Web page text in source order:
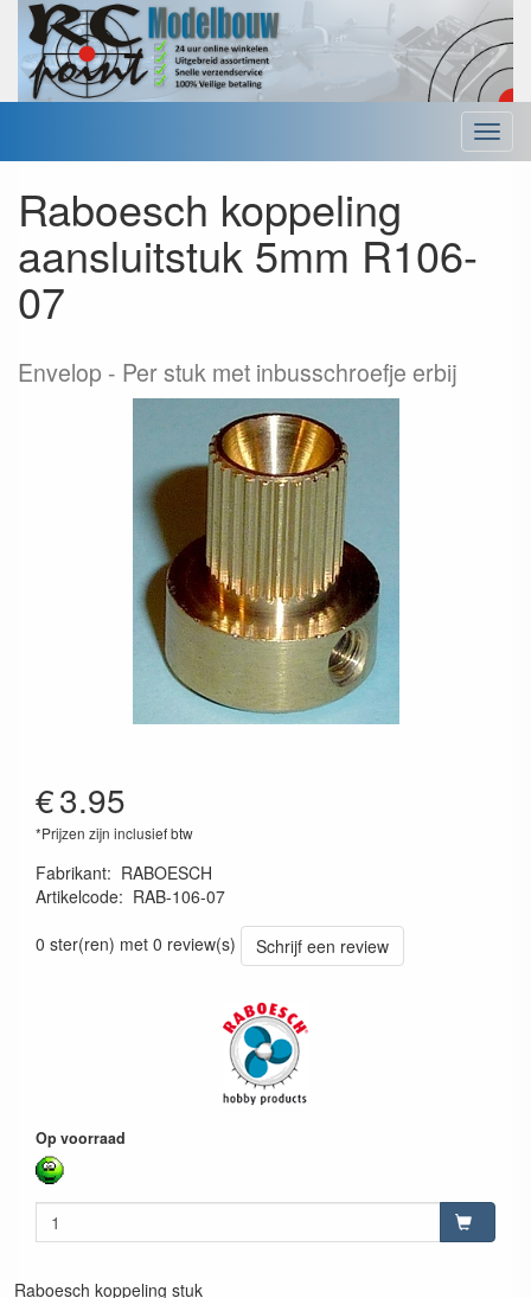
Menu
Raboesch koppeling
aansluitstuk 5mm R106-
07
Envelop Per stuk met inbusschroefje erbij
€3.95
*Prijzen zijn inclusief btw
Fabrikant: RABOESCH
Artikelcode: RAB-106-07
0 ster(ren) met 0 review(s)
Schrijf een review
Op voorraad
Raboesch koppeling stuk